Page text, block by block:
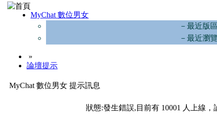
MyChat 數位男女
－最近版
－最近瀏
»
論壇提示
MyChat 數位男女 提示訊息
狀態:發生錯誤,目前有 10001 人上線